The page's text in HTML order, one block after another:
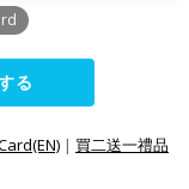
る
| 買二送一禮品